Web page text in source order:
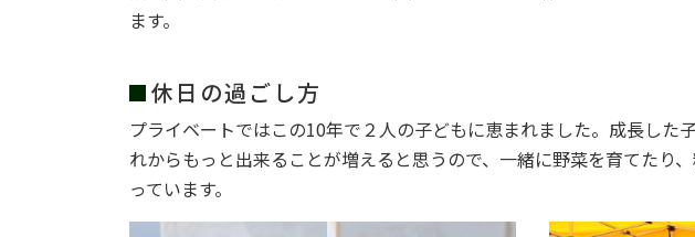
ます。
休日の過ごし方
プライベートではこの10年で２人の子どもに恵まれました。成長し
れからもっと出来ることが増えると思うので、一緒に野菜を育てたり
っています。